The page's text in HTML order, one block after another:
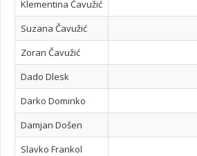
Klementina Čavužić
Suzana Čavužić
Zoran Čavužić
Dado Dlesk
Darko Dominko
Damjan Došen
Slavko Frankol